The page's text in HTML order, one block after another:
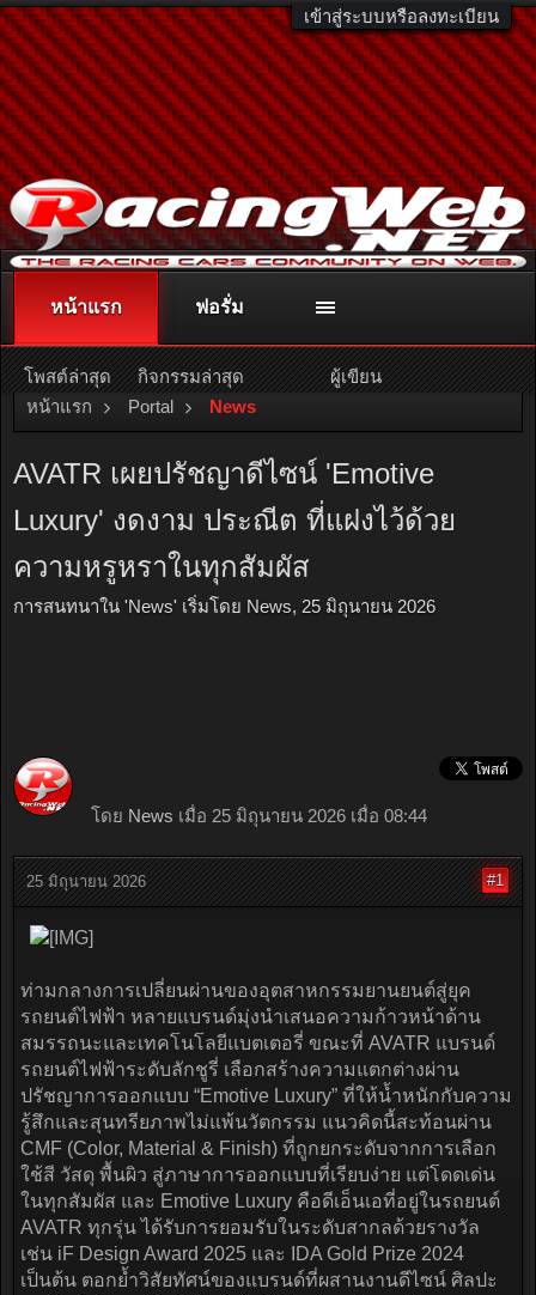
เข้าสู่ระบบหรือลงทะเบียน
ติดต่อลงโฆษณา racingweb@gmail.comหรือโทร. 081-811-1138
หรืออ่านรายละเอียดเพิ่มเติม คลิกที่นี่
หน้าแรก Portal News
AVATR เผยปรัชญาดีไซน์ 'Emotive
Luxury' งดงาม ประณีต ที่แฝงไว้ด้วย
ความหรูหราในทุกสัมผัส
การสนทนาใน 'News' เริ่มโดย News, 25 มิถุนายน 2026
โดย News เมื่อ 25 มิถุนายน 2026 เมื่อ 08:44
25 มิถุนายน 2026 #1
ท่ามกลางการเปลี่ยนผ่านของอุตสาหกรรมยานยนต์สู่ยุค
รถยนต์ไฟฟ้า หลายแบรนด์มุ่งนำเสนอความก้าวหน้าด้าน
สมรรถนะและเทคโนโลยีแบตเตอรี่ ขณะที่ AVATR แบรนด์
รถยนต์ไฟฟ้าระดับลักชูรี่ เลือกสร้างความแตกต่างผ่าน
ปรัชญาการออกแบบ “Emotive Luxury” ที่ให้น้ำหนักกับความ
รู้สึกและสุนทรียภาพไม่แพ้นวัตกรรม แนวคิดนี้สะท้อนผ่าน
CMF (Color, Material & Finish) ที่ถูกยกระดับจากการเลือก
ใช้สี วัสดุ พื้นผิว สู่ภาษาการออกแบบที่เรียบง่าย แต่โดดเด่น
ในทุกสัมผัส และ Emotive Luxury คือดีเอ็นเอที่อยู่ในรถยนต์
AVATR ทุกรุ่น ได้รับการยอมรับในระดับสากลด้วยรางวัล
เช่น iF Design Award 2025 และ IDA Gold Prize 2024
เป็นต้น ตอกย้ำวิสัยทัศน์ของแบรนด์ที่ผสานงานดีไซน์ ศิลปะ
หน้าแรก
โพสต์ล่าสุด กิจกรรมล่าสุด ผู้เขียน
ฟอรั่ม